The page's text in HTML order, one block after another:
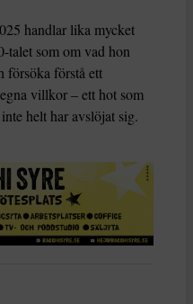
handlar lika mycket
talet som om vad hon
försöka förstå ett
villkor – ett hot som
helt har avslöjat sig.